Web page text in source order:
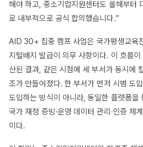
해야 하고, 중소기업지원센터도 올해부터
로 내부적으로 공식 합의했습니다.”
AID 30+ 집중 캠프 사업은 국가평생교육
지털배지 발급이 의무 사항이다. 이 흐름
산된 결과, 같은 시점에 세 부서가 동시에
조가 만들어졌다. 한 부서가 먼저 시범 도
도입하는 방식이 아니라, 동일한 플랫폼을
국가 재정 증빙·운영 데이터 관리·인증 체
이다.